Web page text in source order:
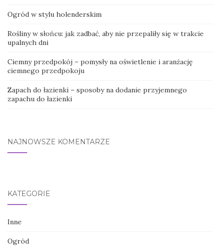
Ogród w stylu holenderskim
Rośliny w słońcu: jak zadbać, aby nie przepaliły się w trakcie
upalnych dni
Ciemny przedpokój – pomysły na oświetlenie i aranżację
ciemnego przedpokoju
Zapach do łazienki – sposoby na dodanie przyjemnego
zapachu do łazienki
NAJNOWSZE KOMENTARZE
KATEGORIE
Inne
Ogród